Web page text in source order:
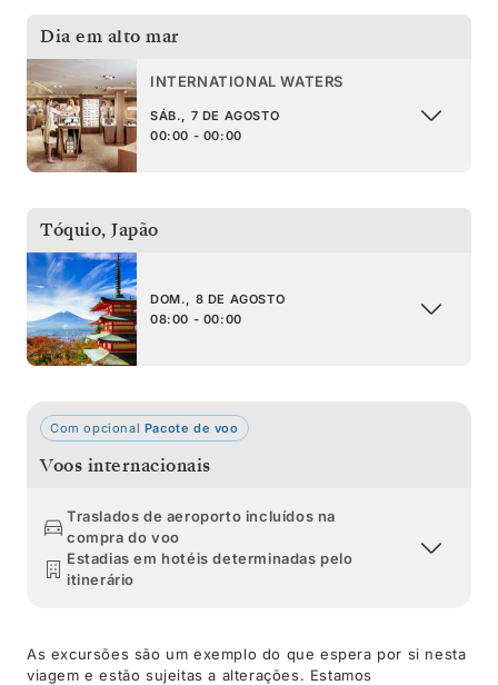
Dia em alto mar
INTERNATIONAL WATERS
SÁB., 7 DE AGOSTO
00:00 - 00:00
Tóquio, Japão
DOM., 8 DE AGOSTO
08:00 - 00:00
Com opcional Pacote de voo
Voos internacionais
Traslados de aeroporto incluídos na
compra do voo
Estadias em hotéis determinadas pelo
itinerário
As excursões são um exemplo do que espera por si nesta
viagem e estão sujeitas a alterações. Estamos